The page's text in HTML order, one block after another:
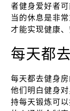
者健身爱好者
当的休息是非
才能实现健康
每天都
每天都去健身
他们明白健身
持每天锻炼可